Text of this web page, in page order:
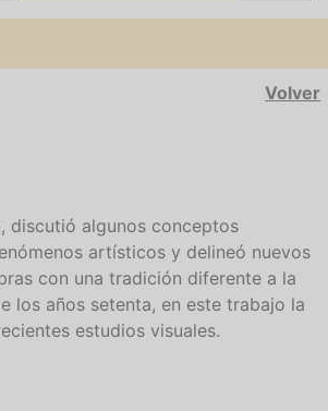
Volver
discutió algunos conceptos
artísticos y delineó nuevos
con una tradición diferente a la
los años setenta, en este trabajo la
estudios visuales.